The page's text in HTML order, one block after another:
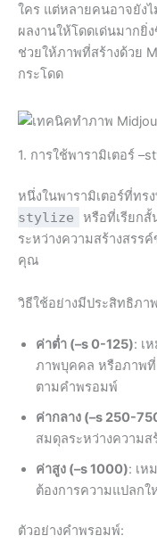
ใคร แต่หลายคนอาจยัง
ผลงานให้โดดเด่นมากยิ่
ช่วยให้ภาพที่สร้างด้วย
กระโดด
1. การใช้พารามิเตอร์
หนึ่งในพารามิเตอร์ที่ทร
stylize
หรือที่เรียกสั้
ระหว่างความสร้างสรร
คุณ
วิธีใช้อย่างมีประสิทธิภา
ค่าต่ำ (–s 0-125): เ
ภาพบุคคล หรือภาพที่
ตามคำพรอมพ์
ค่ากลาง (–s 250-
สมดุลระหว่างความ
ค่าสูง (–s 1000): เห
ต้องการความแปลก
ตัวอย่างคำพรอมพ์: